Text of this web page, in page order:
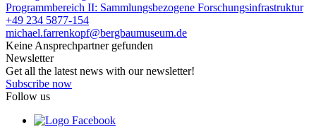
Programmbereich II: Sammlungsbezogene Forschungsinfrastruktur
+49 234 5877-154
michael.farrenkopf@bergbaumuseum.de
Keine Ansprechpartner gefunden
Newsletter
Get all the latest news with our newsletter!
Subscribe now
Follow us